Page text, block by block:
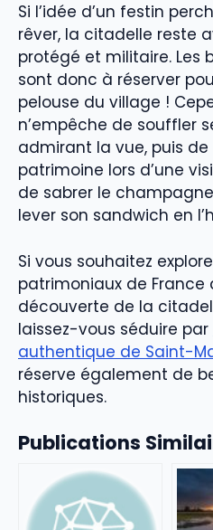
Si l’idée d’un festin
rêver, la citadelle reste
protégé et militaire. Les
sont donc à réserver
pelouse du village !
n’empêche de souffler
admirant la vue, puis de
patrimoine lors d’une
de sabrer le
lever son sandwich en
Si vous souhaitez
patrimoniaux de France
découverte de la
laissez-vous séduire par
authentique de Saint-
réserve également de
historiques.
Publications